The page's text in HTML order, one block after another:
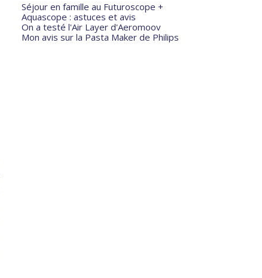
Séjour en famille au Futuroscope +
Aquascope : astuces et avis
On a testé l'Air Layer d'Aeromoov
Mon avis sur la Pasta Maker de Philips